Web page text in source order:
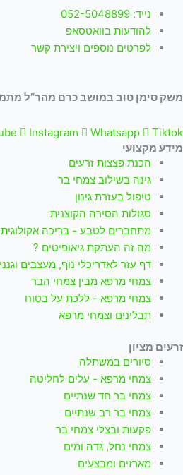
נייד: 052-5048899
להודעות בוואטסאפ
לפרטים נוספים ויצירת קשר
משק סימן טוב במושב כרם מהר”ל
Instagram Whatsapp
Tiktok
מידע מקצועי
הכנת פצצות זרעים
גינה בשילוב צמחי בר
טיפול בעזרת גינון
סגולות הסירה הקוצנית
מתחברים לטבע - בריכה אקולוגית
מה זה העתקת גיאופיטים ?
דף עזר לאדריכלי נוף, מעצבים
צמחי מרפא מבין צמחי הבר
צמחי מרפא - ללכת על בטוח
תבלינים וצמחי מרפא
זרעים מציון
סיורים במשתלה
צמחי מרפא - עלים לחליטה
צמחי בר חד שנתיים
צמחי בר רב שנתיים
פקעות ובצלי צמחי בר
צמחי נחל, גדה ומים
מארזים ומבצעים